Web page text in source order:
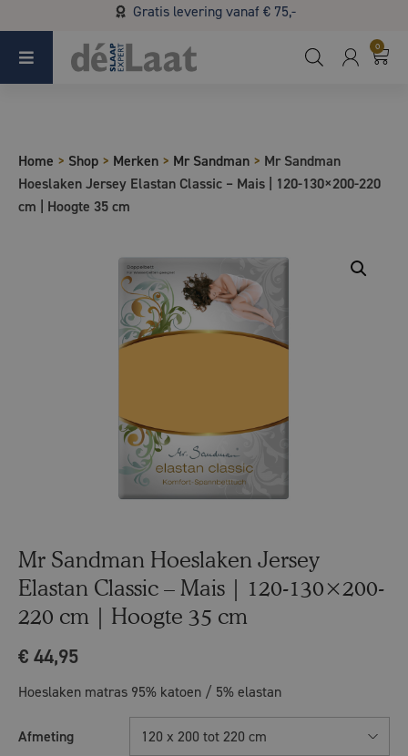
Gratis levering vanaf € 75,-
Koopzondag 29 maart in Bladel van 13.00 - 17.00
0
Home > Shop > Merken > Mr Sandman > Mr Sandman
Hoeslaken Jersey Elastan Classic – Mais | 120-130×200-220
cm | Hoogte 35 cm
Mr Sandman Hoeslaken Jersey
Elastan Classic – Mais | 120-130×200-
220 cm | Hoogte 35 cm
€ 44,95
Hoeslaken matras 95% katoen / 5% elastan
Afmeting 120 x 200 tot 220 cm